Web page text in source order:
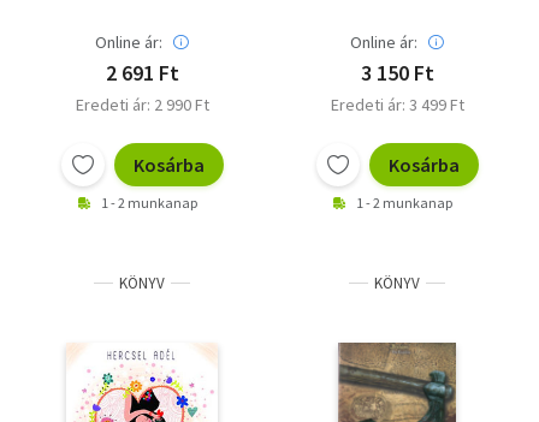
Online ár:
2 691 Ft
Eredeti ár: 2 990 Ft
Kosárba
1 - 2 munkanap
Online ár:
3 150 Ft
Eredeti ár: 3 499 Ft
Kosárba
1 - 2 munkanap
KÖNYV KÖNYV